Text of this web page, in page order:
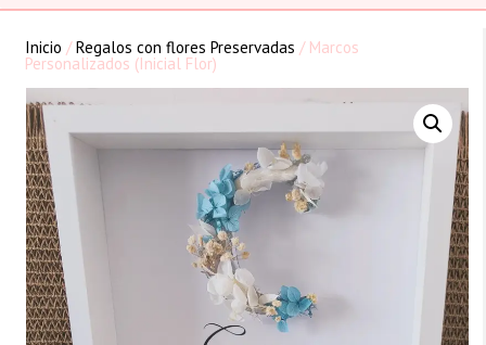
Inicio /Regalos con flores Preservadas / Marcos
Personalizados (Inicial Flor)